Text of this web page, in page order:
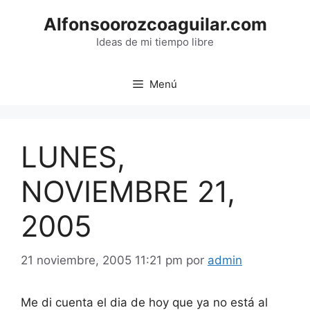
Alfonsoorozcoaguilar.com
Ideas de mi tiempo libre
Menú
LUNES,
NOVIEMBRE 21,
2005
21 noviembre, 2005 11:21 pm por admin
Me di cuenta el dia de hoy que ya no está al